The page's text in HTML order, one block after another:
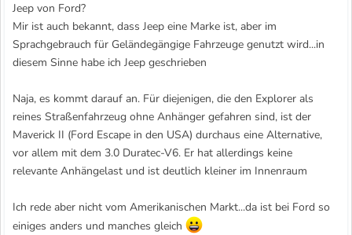
Jeep von Ford?
Mir ist auch bekannt, dass Jeep eine Marke ist, aber im
Sprachgebrauch für Geländegängige Fahrzeuge genutzt wird...in
diesem Sinne habe ich Jeep geschrieben
Naja, es kommt darauf an. Für diejenigen, die den Explorer als
reines Straßenfahrzeug ohne Anhänger gefahren sind, ist der
Maverick II (Ford Escape in den USA) durchaus eine Alternative,
vor allem mit dem 3.0 Duratec-V6. Er hat allerdings keine
relevante Anhängelast und ist deutlich kleiner im Innenraum
Ich rede aber nicht vom Amerikanischen Markt...da ist bei Ford so
einiges anders und manches gleich